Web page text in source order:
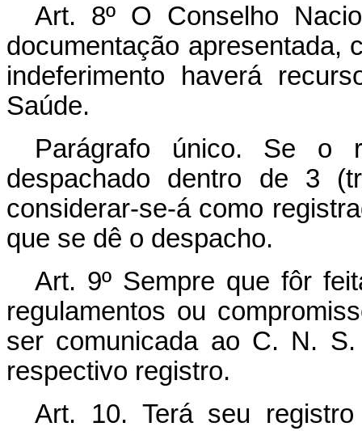
Art. 8º O Conselho
documentação apresentada,
indeferimento haverá
Saúde.
Parágrafo único. Se o
despachado dentro de 3
considerar-se-á como
que se dê o despacho.
Art. 9º Sempre que fôr
regulamentos ou
ser comunicada ao C. N.
respectivo registro.
Art. 10. Terá seu